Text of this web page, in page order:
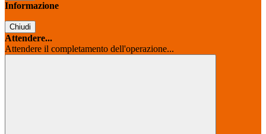
Informazione
Chiudi
Attendere...
Attendere il completamento dell'operazione...